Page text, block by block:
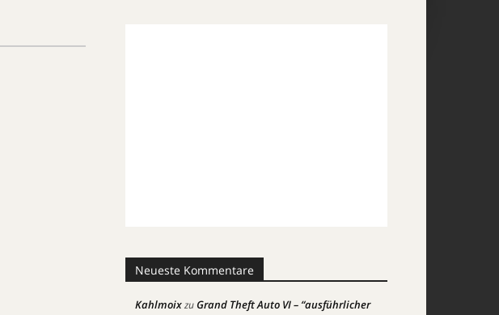
Neueste Kommentare
KahlmoixzuGrand Theft Auto VI – “ausführlicher